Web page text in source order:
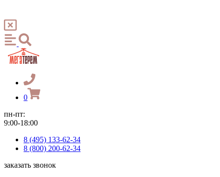
0
пн-пт:
9:00-18:00
8 (495) 133-62-34
8 (800) 200-62-34
заказать звонок